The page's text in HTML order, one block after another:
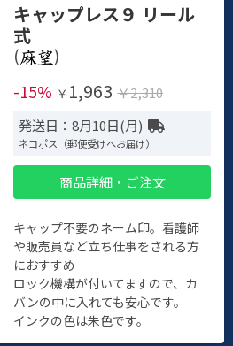
キャップレス９ リール
式
(
)
-15% ￥ 1,963 ￥2,310
発送日：8月10日(月)
ネコポス（郵便受けへお届け）
商品詳細・ご注文
キャップ不要のネーム印。看護師
や販売員など立ち仕事をされる方
におすすめ
ロック機構が付いてますので、カ
バンの中に入れても安心です。
インクの色は朱色です。